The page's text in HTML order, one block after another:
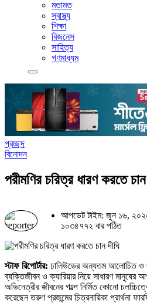
মতামত
স্বাস্থ্য
শিক্ষা
বিজনেস
সাহিত্য
গণমাধ্যম
প্রচ্ছদ
বিনোদন
পরীমণির চরিত্র ধারণ করতে চান
আপডেট টাইম: জুন ১৬,
১০৩৪৭৭২ বার পঠিত
স্টাফ রিপোর্টার: ঢালিউডের অন্যতম আলোচিত ও
ব্যক্তিজীবন ও ক্যারিয়ার নিয়ে সাধারণ
অভিনেত্রীর জীবনের গল্পে নির্মিত কোনো
করেছেন তরুণ প্রজন্মের চিত্রনায়িকা প্রার্থনা